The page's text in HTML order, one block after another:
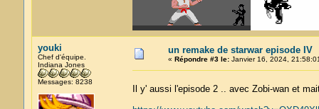
youki
Chef d'équipe.
Indiana Jones
Messages: 8238
un remake de starwar episode IV
« Répondre #3 le:Janvier 16, 2024,
Il y' aussi l'episode 2 .. avec Zobi-wan et